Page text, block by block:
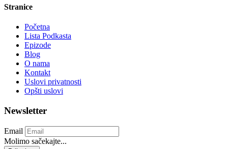
Stranice
Početna
Lista Podkasta
Epizode
Blog
O nama
Kontakt
Uslovi privatnosti
Opšti uslovi
Newsletter
Email
Molimo sačekajte...